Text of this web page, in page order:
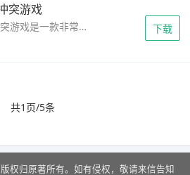
突游戏
万马千军大冲突游戏是一款非常经典的对战类策略游戏，游戏用了非常可爱的卡通风格，塑造出来非常有趣的人物形象，并且还在游戏中增加了超多画质，让你能够最为指挥官，让他们... 下载
共1页/5条
权归原著所有。如有侵权，敬请来信告知